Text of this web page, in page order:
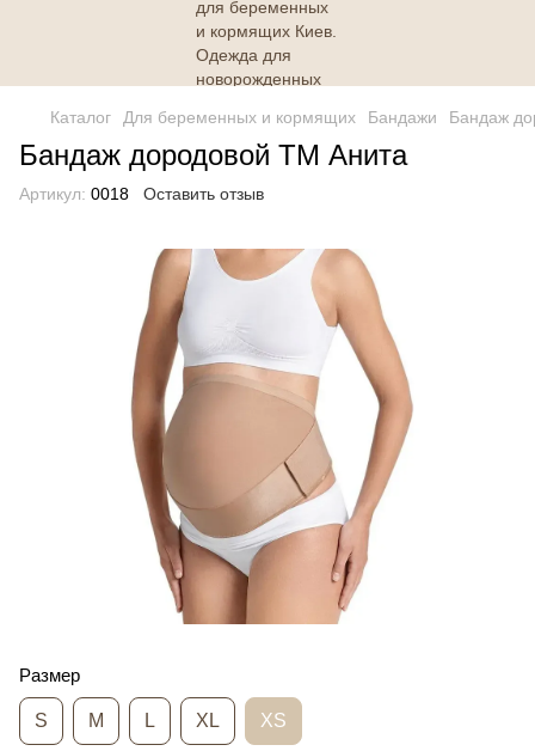
Каталог Для беременных и кормящих Бандажи Бандаж
Бандаж дородовой ТМ Анита
Артикул: 0018 Оставить отзыв
Размер
S M L XL XS